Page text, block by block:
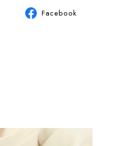
Facebook